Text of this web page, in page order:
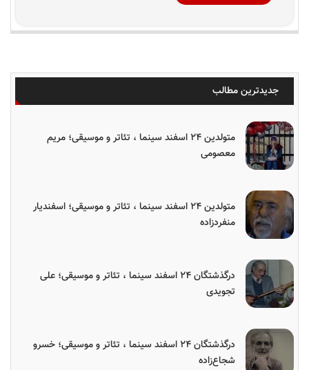
جدیدترین مطالب
متولدین ۲۴ اسفند سینما ، تئاتر و موسیقی؛ مریم
معصومی
متولدین ۲۴ اسفند سینما ، تئاتر و موسیقی؛ اسفندیار
منفردزاده
درگذشتگان ۲۴ اسفند سینما ، تئاتر و موسیقی؛ علی
تجویدی
درگذشتگان ۲۴ اسفند سینما ، تئاتر و موسیقی؛ خسرو
شجاع‌زاده